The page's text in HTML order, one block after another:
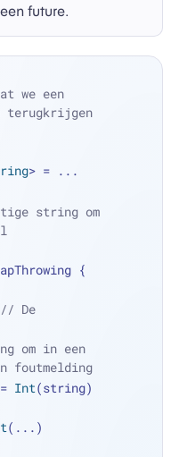
future.
we een
terugkrijgen
> = ...
string om
{
// De
om in een
foutmelding
= Int
( ... )